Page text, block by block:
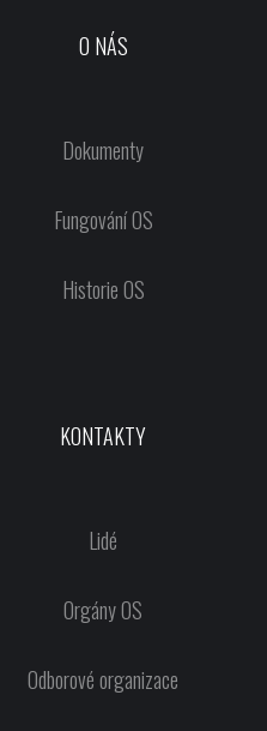
O NÁS
Dokumenty
Fungování OS
Historie OS
KONTAKTY
Lidé
Orgány OS
Odborové organizace